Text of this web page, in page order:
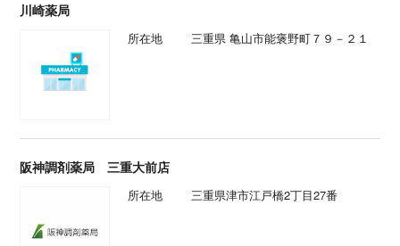
川崎薬局
所在地 三重県 亀山市能褒野町７９－２１
阪神調剤薬局 三重大前店
所在地 三重県津市江戸橋2丁目27番